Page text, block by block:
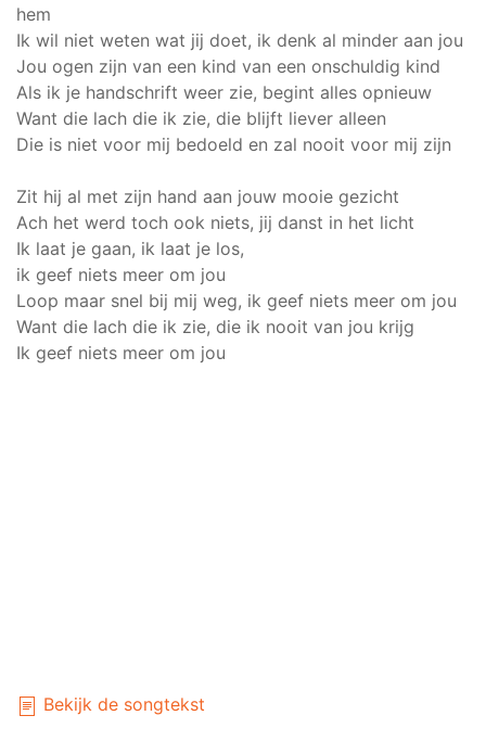
hem
Ik wil niet weten wat jij doet, ik denk al minder aan jou
Jou ogen zijn van een kind van een onschuldig kind
Als ik je handschrift weer zie, begint alles opnieuw
Want die lach die ik zie, die blijft liever alleen
Die is niet voor mij bedoeld en zal nooit voor mij zijn
Zit hij al met zijn hand aan jouw mooie gezicht
Ach het werd toch ook niets, jij danst in het licht
Ik laat je gaan, ik laat je los,
ik geef niets meer om jou
Loop maar snel bij mij weg, ik geef niets meer om jou
Want die lach die ik zie, die ik nooit van jou krijg
Ik geef niets meer om jou
Bekijk de songtekst